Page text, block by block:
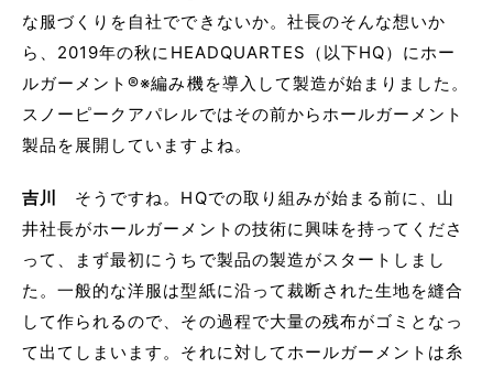
な服づくりを自社でできないか。社長のそんな想いか
ら、2019年の秋にHEADQUARTES（以下HQ）にホー
ルガーメント®※編み機を導入して製造が始まりました。
スノーピークアパレルではその前からホールガーメント
製品を展開していますよね。
吉川
そうですね。HQでの取り組みが始まる前に、山
井社長がホールガーメントの技術に興味を持ってくださ
って、まず最初にうちで製品の製造がスタートしまし
た。一般的な洋服は型紙に沿って裁断された生地を縫合
して作られるので、その過程で大量の残布がゴミとなっ
て出てしまいます。それに対してホールガーメントは糸